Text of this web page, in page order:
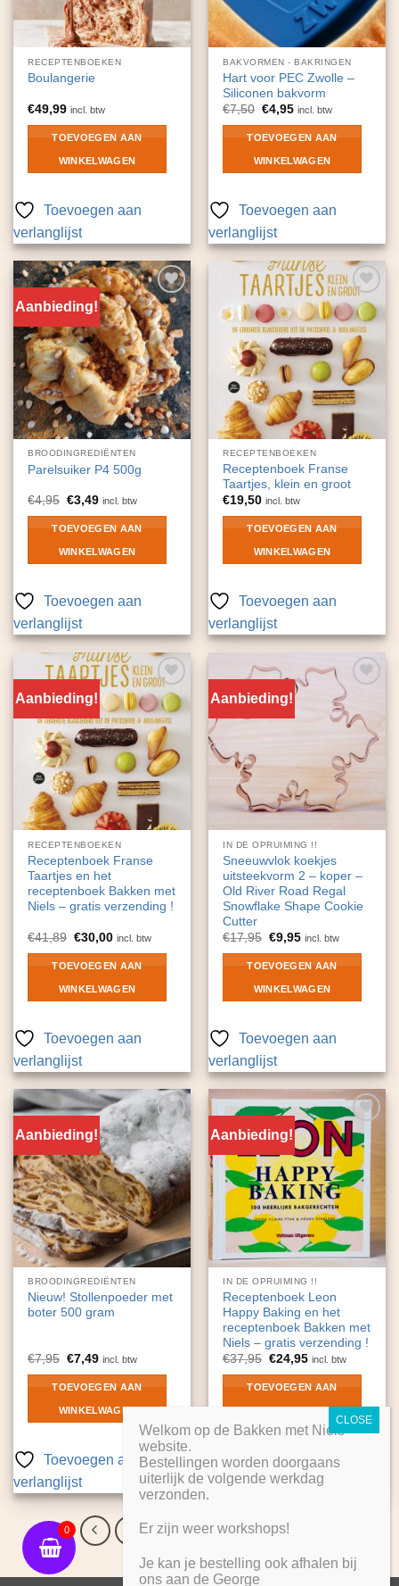
0
RECEPTENBOEKEN
Boulangerie
€49,99 incl. btw
TOEVOEGEN AAN
WINKELWAGEN
Toevoegen aan
verlanglijst
BAKVORMEN - BAKRINGEN
Hart voor PEC Zwolle –
Siliconen bakvorm
€7,50 Oorspronkelijke
was:
€7,50.
€4,95Huidige
is:
€4,95.
incl. btw
TOEVOEGEN AAN
WINKELWAGEN
Toevoegen aan
verlanglijst
Aanbieding!
Toevoegen
aan
verlanglijst
BROODINGREDIËNTEN
Parelsuiker P4 500g
€4,95 Oorspronkelijke
was:
€4,95.
€3,49Huidige
is:
€3,49.
incl. btw
TOEVOEGEN AAN
WINKELWAGEN
Toevoegen aan
verlanglijst
Toevoegen
aan
verlanglijst
RECEPTENBOEKEN
Receptenboek Franse
Taartjes, klein en groot
€19,50 incl. btw
TOEVOEGEN AAN
WINKELWAGEN
Toevoegen aan
verlanglijst
Aanbieding!
Toevoegen
aan
verlanglijst
RECEPTENBOEKEN
Receptenboek Franse
Taartjes en het
receptenboek Bakken met
Niels – gratis verzending !
€41,89 Oorspronkelijke
was:
€41,89.
€30,00Huidige
is:
€30,00.
incl. btw
TOEVOEGEN AAN
WINKELWAGEN
Toevoegen aan
verlanglijst
Aanbieding!
Toevoegen
aan
verlanglijst
IN DE OPRUIMING !!
Sneeuwvlok koekjes
uitsteekvorm 2 – koper –
Old River Road Regal
Snowflake Shape Cookie
Cutter
€17,95 Oorspronkelijke
was:
€17,95.
€9,95Huidige
is:
€9,95.
incl. btw
TOEVOEGEN AAN
WINKELWAGEN
Toevoegen aan
verlanglijst
Aanbieding!
Toevoegen
verlanglijst
BROODINGREDIËNTEN
Nieuw! Stollenpoeder met
boter 500 gram
€7,95 Oorspronkelijke
was:
€7,95.
€7,49Huidige
is:
€7,49.
incl. btw
TOEVOEGEN AAN
WINKELWAGEN
Toevoegen aan
verlanglijst
Aanbieding!
Toevoegen
aan
verlanglijst
IN DE OPRUIMING !!
Receptenboek Leon
Happy Baking en het
receptenboek Bakken met
Niels – gratis verzending !
€37,95 Oorspronkelijke
was:
€37,95.
€24,95Huidige
is:
€24,95.
incl. btw
TOEVOEGEN AAN
Toevoegen aan
verlanglijst
2 3 4 5
Welkom op de Bakken met Niels
website.
Bestellingen worden doorgaans
uiterlijk de volgende werkdag
verzonden.
Er zijn weer workshops!
Je kan je bestelling ook afhalen bij
ons aan de George